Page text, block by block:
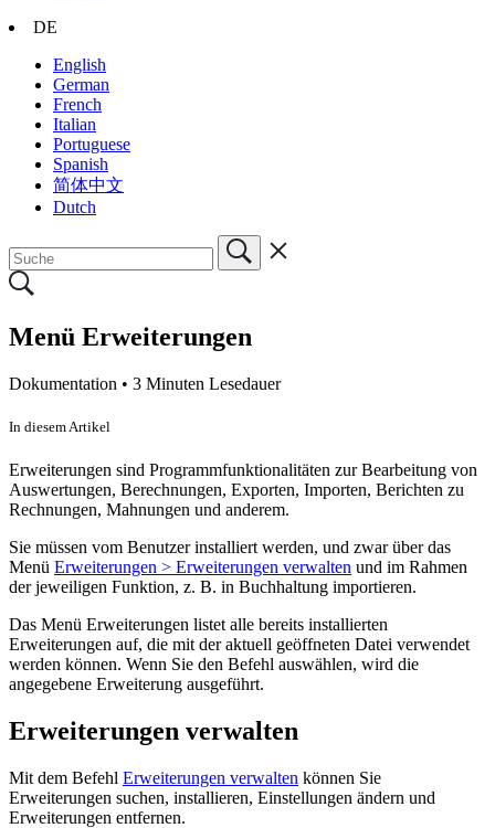
DE
English
German
French
Italian
Portuguese
Spanish
简体中文
Dutch
Menü Erweiterungen
Dokumentation • 3 Minuten Lesedauer
In diesem Artikel
Erweiterungen sind Programmfunktionalitäten zur Bearbeitung von
Auswertungen, Berechnungen, Exporten, Importen, Berichten zu
Rechnungen, Mahnungen und anderem.
Sie müssen vom Benutzer installiert werden, und zwar über das
Menü Erweiterungen > Erweiterungen verwalten und im Rahmen
der jeweiligen Funktion, z. B. in Buchhaltung importieren.
Das Menü Erweiterungen listet alle bereits installierten
Erweiterungen auf, die mit der aktuell geöffneten Datei verwendet
werden können. Wenn Sie den Befehl auswählen, wird die
angegebene Erweiterung ausgeführt.
Erweiterungen verwalten
Mit dem Befehl Erweiterungen verwalten können Sie
Erweiterungen suchen, installieren, Einstellungen ändern und
Erweiterungen entfernen.